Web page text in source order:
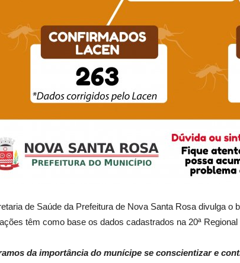
de Saúde da Prefeitura de Nova Santa Rosa divulga o
têm como base os dados cadastrados na 20ª Regional
da importância do munícipe se conscientizar e